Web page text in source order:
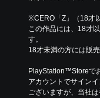
※CERO「Z」（18才
この作品には、18才
す。
18才未満の方には販
PlayStation™Storeで
アカウントでサイン
ございますが、当社